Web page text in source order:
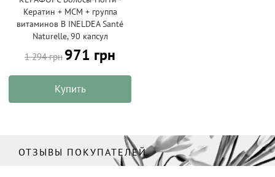
Кератин + МСМ + группа
витаминов В INELDEA Santé
Naturelle, 90 капсул
1 294 грн 971 грн
Купить
ОТЗЫВЫ ПОКУПАТЕЛЕЙ